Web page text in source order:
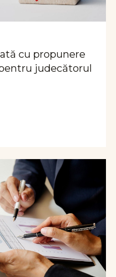
cu propunere
judecătorul